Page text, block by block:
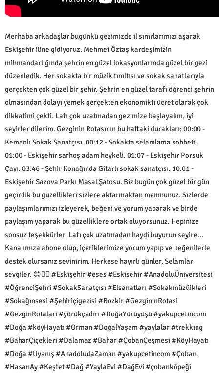
Merhaba arkadaşlar bugünkü gezimizde il sınırlarımızı aşarak
Eskişehir iline gidiyoruz. Mehmet Öztaş kardeşimizin
mihmandarlığında şehrin en güzel lokasyonlarında güzel bir gezi
düzenledik. Her sokakta bir müzik tınıltısı ve sokak sanatlarıyla
gerçekten çok güzel bir şehir. Şehrin en güzel tarafı öğrenci şehrin
olmasından dolayı yemek gerçekten ekonomikti ücret olarak çok
dikkatimi çekti. Lafı çok uzatmadan gezimize başlayalım, iyi
seyirler dilerim. Gezginin Rotasının bu haftaki durakları; 00:00 -
Kemanlı Sokak Sanatçısı. 00:12 - Sokakta selamlama sohbeti.
01:00 - Eskişehir sarhoş adam heykeli. 01:07 - Eskişehir Porsuk
Çayı. 03:46 - Şehir Konağında Gitarlı sokak sanatçısı. 10:01 -
Eskişehir Sazova Parkı Masal Şatosu. Biz bugün çok güzel bir gün
geçirdik bu güzellikleri sizlere aktarmaktan memnunuz. Sizlerde
paylaşımlarımızı izleyerek, beğeni ve yorum yaparak ve birde
paylaşım yaparak bu güzelliklere ortak oluyorsunuz. Hepinize
sonsuz teşekkürler. Lafı çok uzatmadan haydi buyurun seyire...
Kanalımıza abone olup, içeriklerimize yorum yapıp ve beğenilerle
destek olursanız sevinirim. Herkese hayırlı günler, Selamlar
sevgiler. 😊🙋‍♂️ #Eskişehir #eses #Eskisehir #AnadoluÜniversitesi
#ÖğrenciŞehri #SokakSanatçısı #Elsanatları #Sokakmüzüikleri
#Sokağınsesi #Şehiriçigezisi #Bozkir #GezgininRotasi
#GezginRotalari #yörükçadırı #DoğaYürüyüşü #yakupcetincom
#Doğa #köyHayatı #Orman #DoğalYaşam #yaylalar #trekking
#BaharÇiçekleri #Dalamaz #Bahar #ÇobanÇeşmesi #KöyHayatı
#Doğa #Uyanış #AnadoludaZaman #yakupcetincom #Çoban
#HasanAy #Keşfet #Dağ #YaylaEvi #DağEvi #çobanköpeği